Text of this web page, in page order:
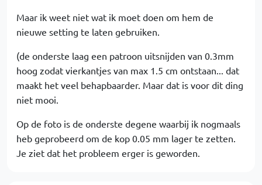
Maar ik weet niet wat ik moet doen om hem de
nieuwe setting te laten gebruiken.
(de onderste laag een patroon uitsnijden van 0.3mm
hoog zodat vierkantjes van max 1.5 cm ontstaan... dat
maakt het veel behapbaarder. Maar dat is voor dit ding
niet mooi.
Op de foto is de onderste degene waarbij ik nogmaals
heb geprobeerd om de kop 0.05 mm lager te zetten.
Je ziet dat het probleem erger is geworden.